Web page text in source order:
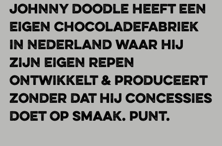
JOHNNY DOODLE HEEFT EEN
EIGEN CHOCOLADEFABRIEK
IN NEDERLAND WAAR HIJ
ZIJN EIGEN REPEN
ONTWIKKELT & PRODUCEERT
ZONDER DAT HIJ CONCESSIES
DOET OP SMAAK. PUNT.